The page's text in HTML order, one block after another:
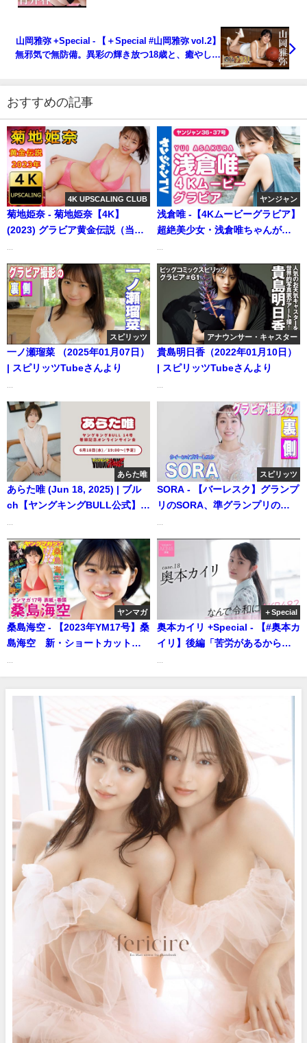
プレイボーイ公式】さんより
山岡雅弥 +Special - 【＋Special #山岡雅弥 vol.2】
無邪気で無防備。異彩の輝き放つ18歳と、癒やしの
Channel【集英社 週刊プレイボーイ公式】さんより
おすすめの記事
4K UPSCALING CLUB
菊地姫奈 - 菊地姫奈【4K】
(2023) グラビア黄金伝説（当時
UPSCALING CLUBさんより
ヤンジャン
浅倉唯 -【4Kムービーグラビア】
超絶美少女・浅倉唯ちゃんが２
な夏の北海道秘密旅行に最高画
質で没入密着！【メイキング】
（2022年08月04日） | ヤンジャ
ンTV【集英社ヤングジャンプ公
式】さんより
スピリッツ
一ノ瀬瑠菜 （2025年01月07日）
| スピリッツTubeさんより
アナウンサー・キャスター
貴島明日香（2022年01月10日）
| スピリッツTubeさんより
あらた唯
あらた唯 (Jun 18, 2025) | ブル
ch【ヤングキングBULL公式】さ
...
スピリッツ
SORA - 【バーレスク】グランプ
リのSORA、準グランプリの
グラビアを披露！【クイーンオ
ブバーレスク2025】 (Mar 08,
2026) | スピリッツTubeさんより
...
ヤンマガ
桑島海空 - 【2023年YM17号】桑
島海空 新・ショートカットヒ
日） | 講談社ヤンマガchさんよ
り
＋Special
奥本カイリ +Special - 【#奥本カ
イリ】後編「苦労があるからこ
がすごく幸せなんです」――な
んで令和にAKB48？ Case.18 奥
本カイリ【#AKB48】（2025年
02月10日） | 週プレ
Channel【集英社 週刊プレイボ
ーイ公式】さんより